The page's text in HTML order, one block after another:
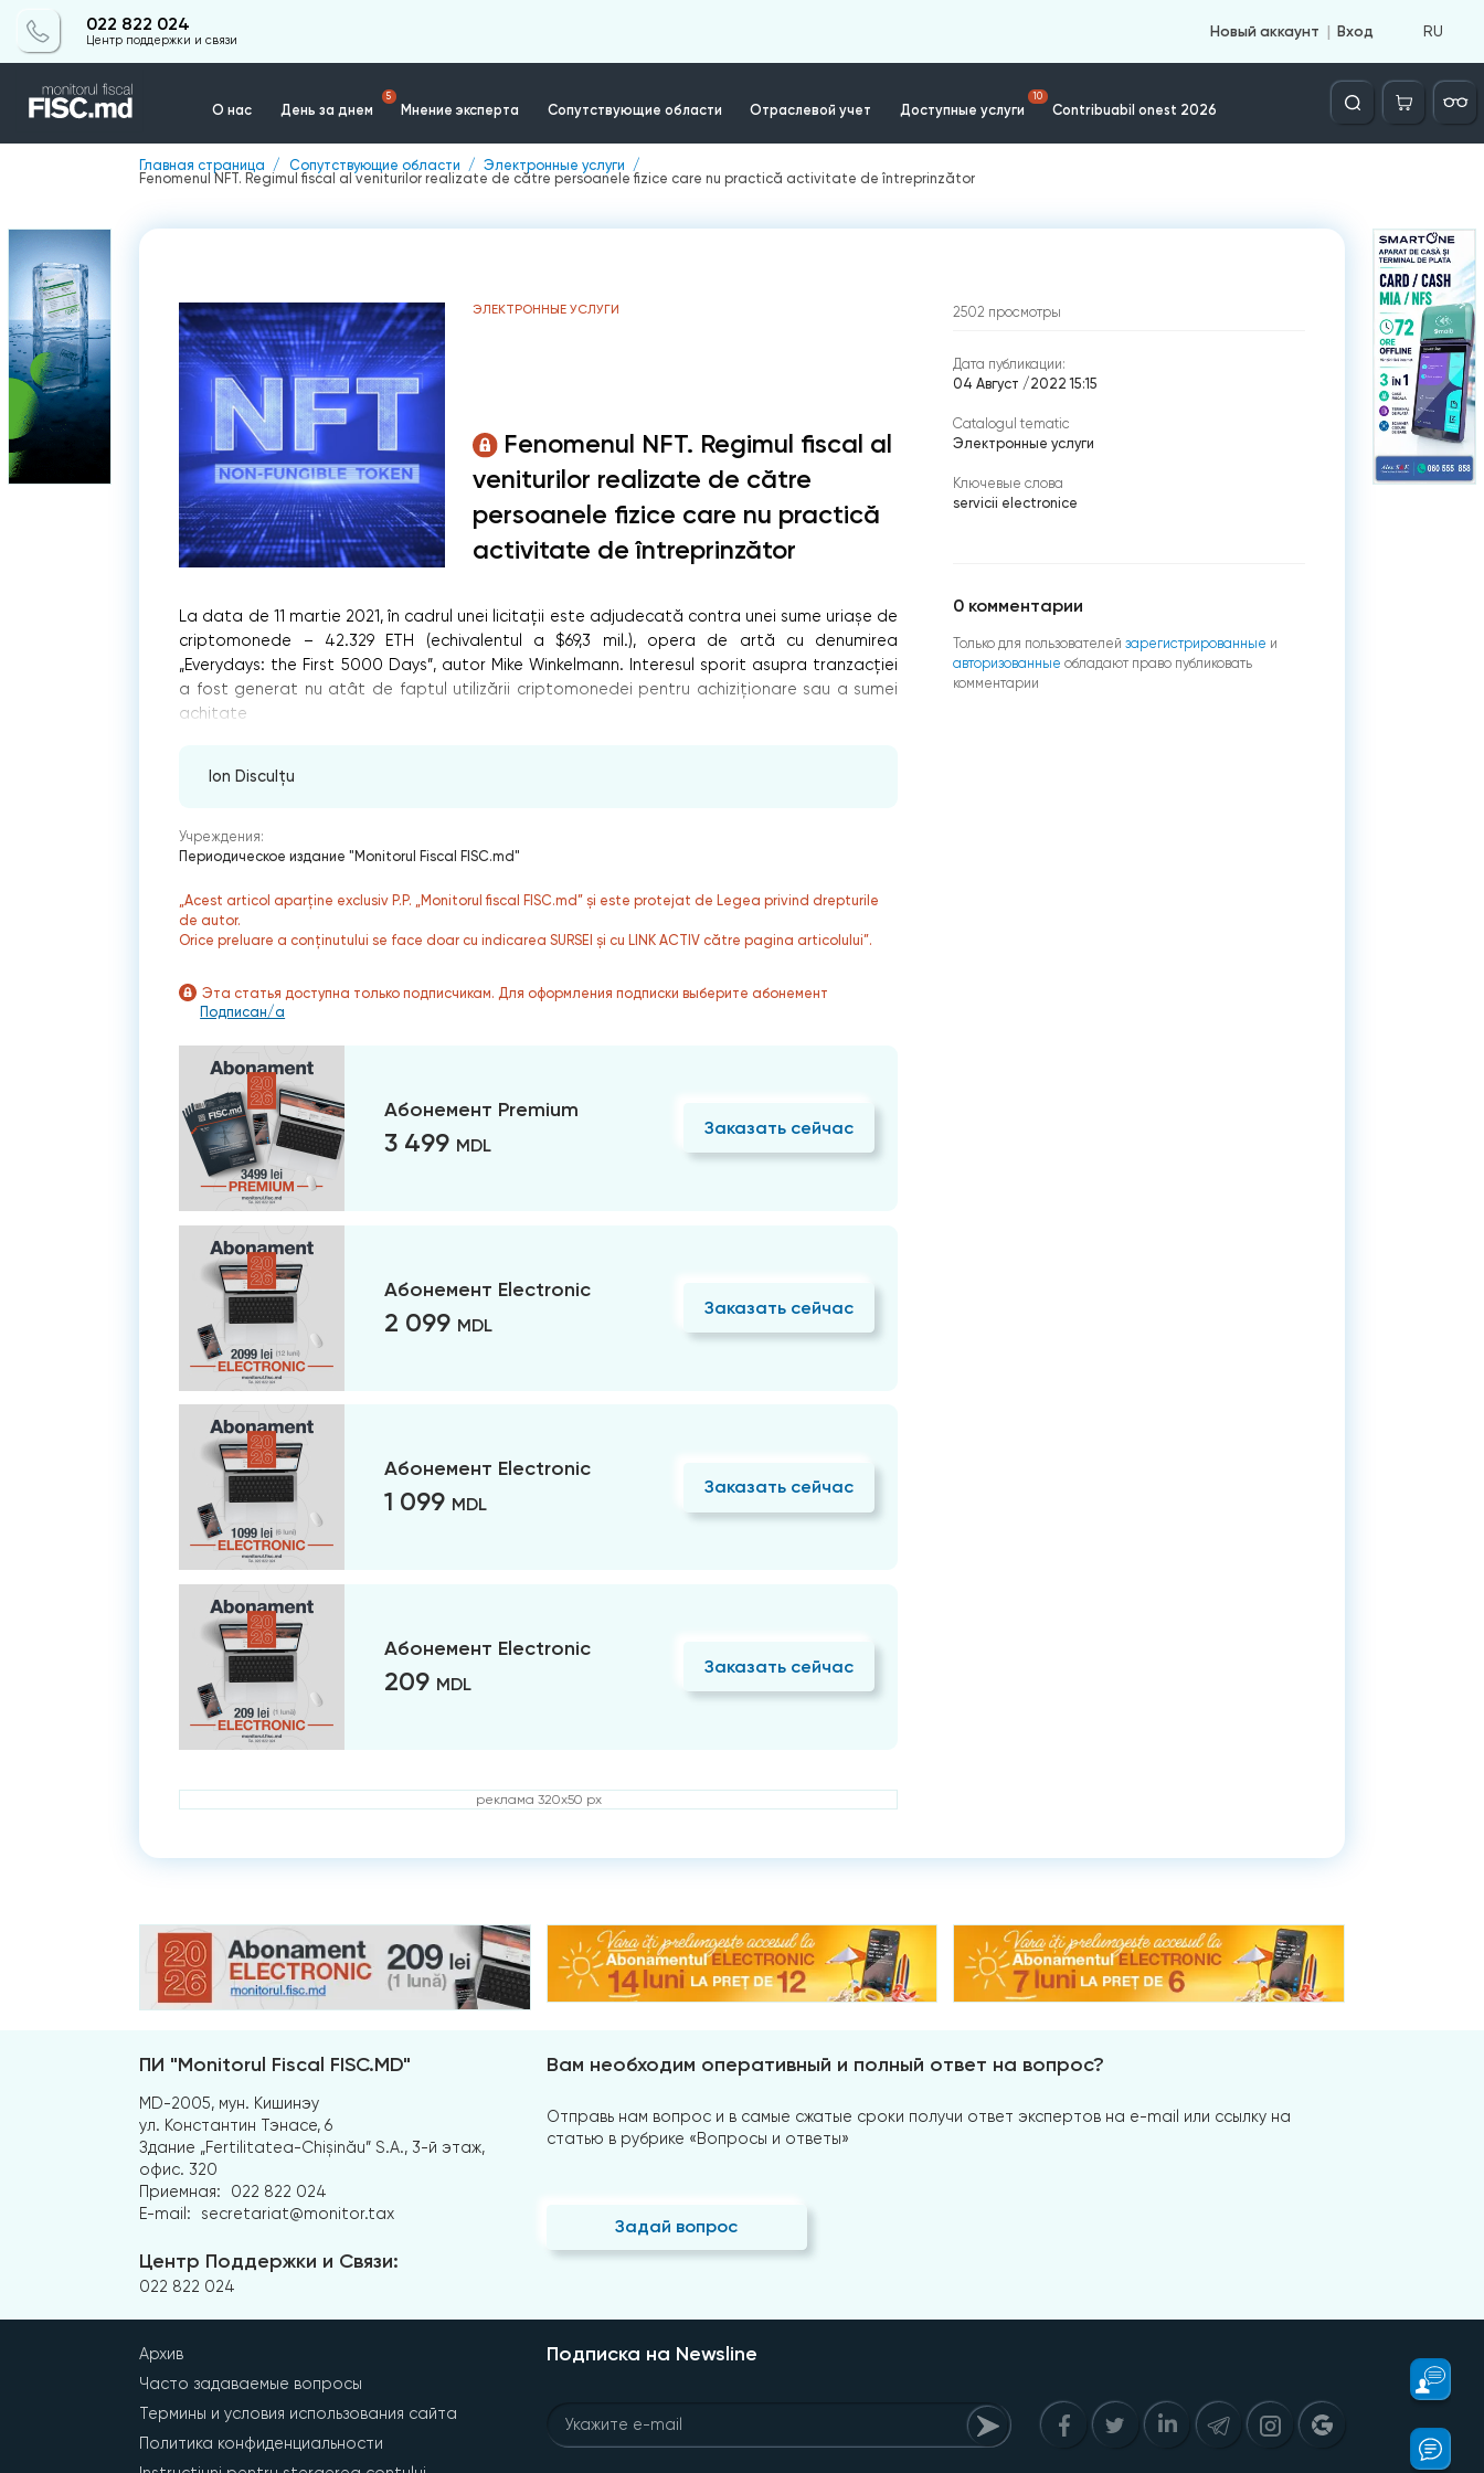
022 822 024
Центр поддержки и связи
Новый аккаунт Вход RU
О нас День за днем
5
Мнение эксперта Сопутствующие области Отраслевой учет Доступные услуги
10
Contribuabil onest 2026
Контакты
Căutare
Главная страница Сопутствующие области
Электронные услуги
Fenomenul NFT. Regimul fiscal al veniturilor realizate de către persoanele fizice care nu practică activitate de întreprinzător
ЭЛЕКТРОННЫЕ УСЛУГИ
Fenomenul NFT. Regimul fiscal al
veniturilor realizate de către
persoanele fizice care nu practică
activitate de întreprinzător
La data de 11 martie 2021, în cadrul unei licitații este adjudecată contra unei sume uriașe de
criptomonede – 42.329 ETH (echivalentul a $69,3 mil.), opera de artă cu denumirea
„Everydays: the First 5000 Days”, autor Mike Winkelmann. Interesul sporit asupra tranzacției
a fost generat nu atât de faptul utilizării criptomonedei pentru achiziționare sau a sumei
achitate
Ion Disculțu
Учреждения:
Периодическое издание "Monitorul Fiscal FISC.md"
„Acest articol aparține exclusiv P.P. „Monitorul fiscal FISC.md” și este protejat de Legea privind drepturile
de autor.
Orice preluare a conținutului se face doar cu indicarea SURSEI și cu LINK ACTIV către pagina articolului”.
Эта статья доступна только подписчикам. Для оформления подписки выберите абонемент
Подписан/а
Абонемент Premium
3 499 MDL
Заказать сейчас
Абонемент Electronic
2 099 MDL
Заказать сейчас
Абонемент Electronic
1 099 MDL
Заказать сейчас
Абонемент Electronic
209 MDL
Заказать сейчас
реклама 320x50 px
2502 просмотры
Дата публикации:
04 Август /2022 15:15
Catalogul tematic
Электронные услуги
Ключевые слова
servicii electronice
0 комментарии
Только для пользователей зарегистрированные и
авторизованные обладают право публиковать
комментарии
ПИ "Monitorul Fiscal FISC.MD"
MD-2005, мун. Кишинэу
ул. Константин Тэнасе, 6
Здание „Fertilitatea-Chișinău” S.A., 3-й этаж,
офис. 320
Приемная:
022 822 024
E-mail:
secretariat@monitor.tax
Центр Поддержки и Связи:
022 822 024
Вам необходим оперативный и полный ответ на вопрос?
Отправь нам вопрос и в самые сжатые сроки получи ответ экспертов на e-mail или ссылку на
статью в рубрике «Вопросы и ответы»
Задай вопрос
Архив
Часто задаваемые вопросы
Термины и условия использования сайта
Политика конфиденциальности
Подписка на Newsline